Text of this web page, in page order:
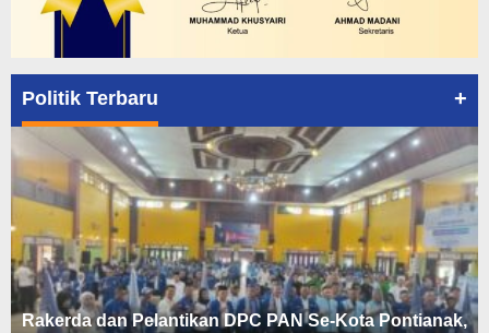
Politik Terbaru +
Rakerda dan Pelantikan DPC PAN Se-Kota Pontianak,